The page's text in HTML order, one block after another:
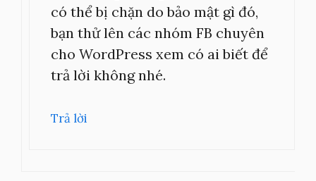
có thể bị chặn do bảo mật gì đó,
bạn thử lên các nhóm FB chuyên
cho WordPress xem có ai biết để
trả lời không nhé.
Trả lời